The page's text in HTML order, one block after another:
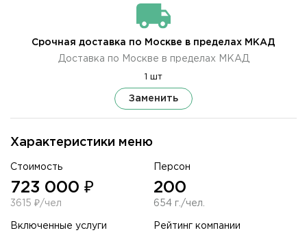
Характеристики меню
Стоимость
723 000 ₽
3615 ₽/чел
Персон
200
654 г./чел.
Включенные услуги Рейтинг компании
Срочная доставка по Москве в пределах МКАД
Доставка по Москве в пределах МКАД
1 шт
Заменить